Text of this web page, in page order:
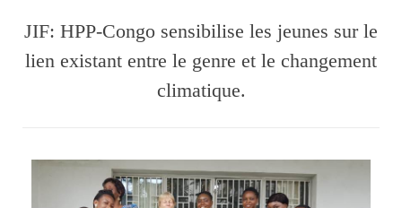
JIF: HPP-Congo sensibilise les jeunes sur le
lien existant entre le genre et le changement
climatique.